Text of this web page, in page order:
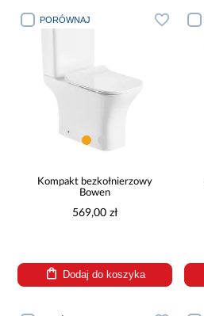
PORÓWNAJ
Kompakt bezkołnierzowy
Bowen
569,00 zł
Dodaj do koszyka